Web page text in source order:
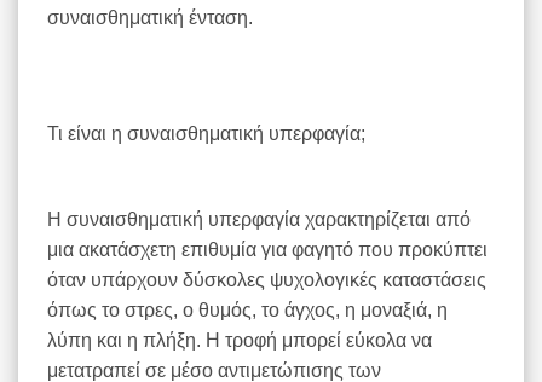
συναισθηματική ένταση.
Τι είναι η συναισθηματική υπερφαγία;
Η συναισθηματική υπερφαγία χαρακτηρίζεται από
μια ακατάσχετη επιθυμία για φαγητό που προκύπτει
όταν υπάρχουν δύσκολες ψυχολογικές καταστάσεις
όπως το στρες, ο θυμός, το άγχος, η μοναξιά, η
λύπη και η πλήξη. Η τροφή μπορεί εύκολα να
μετατραπεί σε μέσο αντιμετώπισης των